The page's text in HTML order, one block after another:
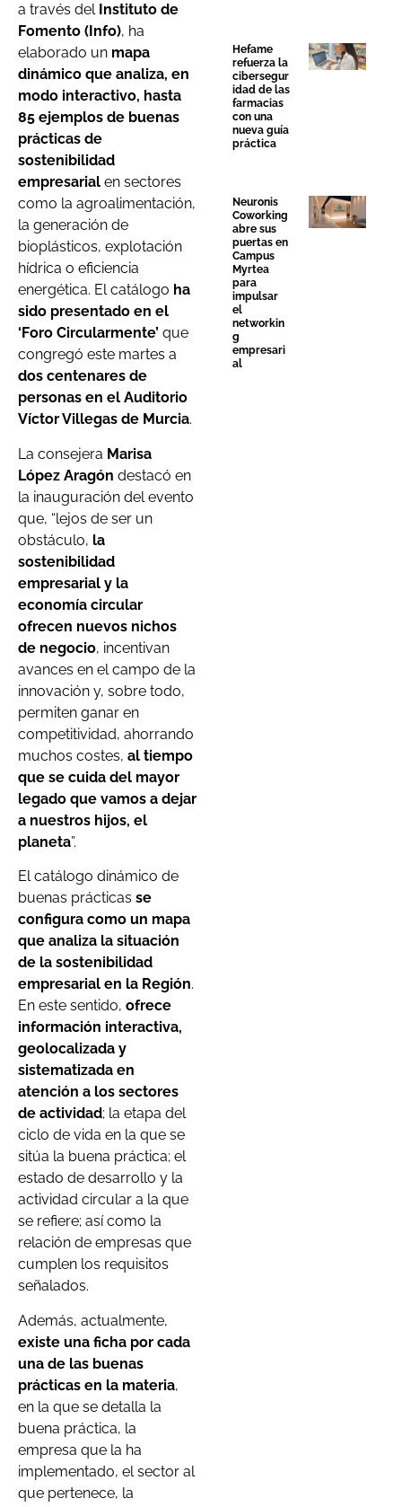
a través del Instituto de
Fomento (Info), ha
elaborado un mapa
dinámico que analiza, en
modo interactivo, hasta
85 ejemplos de buenas
prácticas de
sostenibilidad
empresarial en sectores
como la agroalimentación,
la generación de
bioplásticos, explotación
hídrica o eficiencia
energética. El catálogo ha
sido presentado en el
‘Foro Circularmente’ que
congregó este martes a
dos centenares de
personas en el Auditorio
Víctor Villegas de Murcia.
La consejera Marisa
López Aragón destacó en
la inauguración del evento
que, “lejos de ser un
obstáculo, la
sostenibilidad
empresarial y la
economía circular
ofrecen nuevos nichos
de negocio, incentivan
avances en el campo de la
innovación y, sobre todo,
permiten ganar en
competitividad, ahorrando
muchos costes, al tiempo
que se cuida del mayor
legado que vamos a dejar
a nuestros hijos, el
planeta”.
El catálogo dinámico de
buenas prácticas se
configura como un mapa
que analiza la situación
de la sostenibilidad
empresarial en la Región.
En este sentido, ofrece
información interactiva,
geolocalizada y
sistematizada en
atención a los sectores
de actividad; la etapa del
ciclo de vida en la que se
sitúa la buena práctica; el
estado de desarrollo y la
actividad circular a la que
se refiere; así como la
relación de empresas que
cumplen los requisitos
señalados.
Además, actualmente,
existe una ficha por cada
una de las buenas
prácticas en la materia,
en la que se detalla la
buena práctica, la
empresa que la ha
implementado, el sector al
que pertenece, la
Hefame
refuerza la
cibersegur
idad de las
farmacias
con una
nueva guía
práctica
Neuronis
Coworking
abre sus
puertas en
Campus
Myrtea
para
impulsar
el
networkin
g
empresari
al